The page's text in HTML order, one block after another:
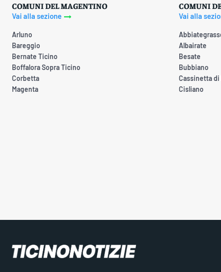
COMUNI DEL MAGENTINO
Vai alla sezione
Arluno
Bareggio
Bernate Ticino
Boffalora Sopra Ticino
Corbetta
Magenta
COMUNI
Vai alla
Albairate
Besate
Bubbiano
Cassinetta di
Cisliano